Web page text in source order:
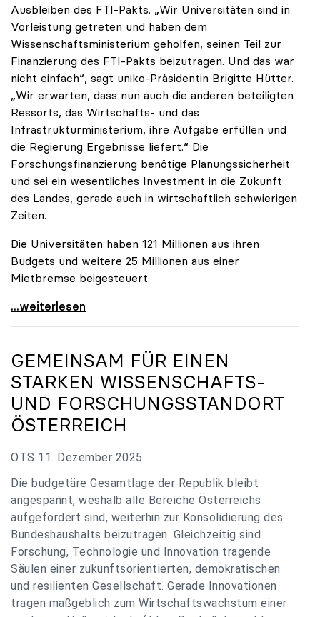
Ausbleiben des FTI-Pakts. „Wir Universitäten sind in
Vorleistung getreten und haben dem
Wissenschaftsministerium geholfen, seinen Teil zur
Finanzierung des FTI-Pakts beizutragen. Und das war
nicht einfach“, sagt uniko-Präsidentin Brigitte Hütter.
„Wir erwarten, dass nun auch die anderen beteiligten
Ressorts, das Wirtschafts- und das
Infrastrukturministerium, ihre Aufgabe erfüllen und
die Regierung Ergebnisse liefert.“ Die
Forschungsfinanzierung benötige Planungssicherheit
und sei ein wesentliches Investment in die Zukunft
des Landes, gerade auch in wirtschaftlich schwierigen
Zeiten.
Die Universitäten haben 121 Millionen aus ihren
Budgets und weitere 25 Millionen aus einer
Mietbremse beigesteuert.
„Verzögerung unverständlich“: Universitäten
...weiterlesen
GEMEINSAM FÜR EINEN
STARKEN WISSENSCHAFTS-
UND FORSCHUNGSSTANDORT
ÖSTERREICH
OTS 11. Dezember 2025
Die budgetäre Gesamtlage der Republik bleibt
angespannt, weshalb alle Bereiche Österreichs
aufgefordert sind, weiterhin zur Konsolidierung des
Bundeshaushalts beizutragen. Gleichzeitig sind
Forschung, Technologie und Innovation tragende
Säulen einer zukunftsorientierten, demokratischen
und resilienten Gesellschaft. Gerade Innovationen
tragen maßgeblich zum Wirtschaftswachstum einer